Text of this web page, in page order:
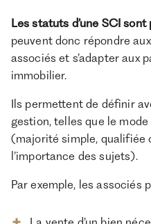
Les statuts d’une SCI
peuvent donc répondre
associés et s’adapter aux
immobilier.
Ils permettent de définir
gestion, telles que le
(majorité simple, qualifiée
l’importance des sujets).
Par exemple, les associés